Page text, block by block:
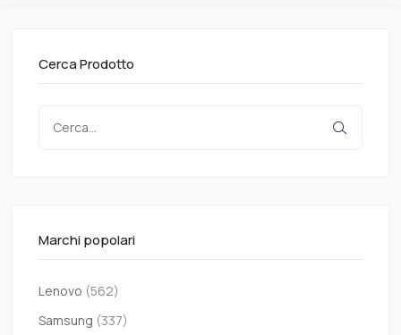
Cerca Prodotto
Marchi popolari
Lenovo (562)
Samsung (337)